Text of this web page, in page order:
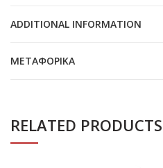
ADDITIONAL INFORMATION
ΜΕΤΑΦΟΡΙΚΆ
RELATED PRODUCTS